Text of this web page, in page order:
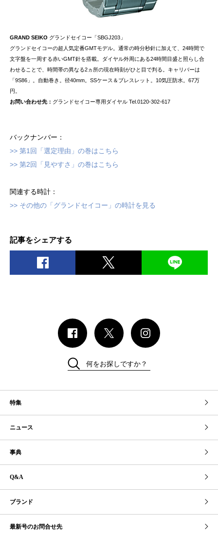
GRAND SEIKO グランドセイコー「SBGJ203」
グランドセイコーの超人気定番GMTモデル。通常の時分秒針に加えて、24時間で
文字盤を一周する赤いGMT針を搭載。ダイヤル外周にある24時間目盛と照らし合
わせることで、時間帯の異なる2ヵ所の現在時刻がひと目で判る。キャリバーは
「9S86」。自動巻き。径40mm。SSケース＆ブレスレット。10気圧防水。67万
円。
お問い合わせ先： グランドセイコー専用ダイヤル Tel.0120-302-617
バックナンバー：
>> 第1回「選定理由」の巻はこちら
>> 第2回「見やすさ」の巻はこちら
関連する時計：
>> その他の「グランドセイコー」の時計を見る
記事をシェアする
特集
ニュース
事典
Q&A
ブランド
最新号のお問合せ先
何をお探しですか？